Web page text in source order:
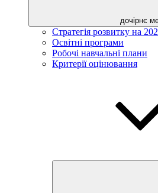
дочірнє
Стратегія розвитку на
Освітні програми
Робочі навчальні плани
Критерії оцінювання